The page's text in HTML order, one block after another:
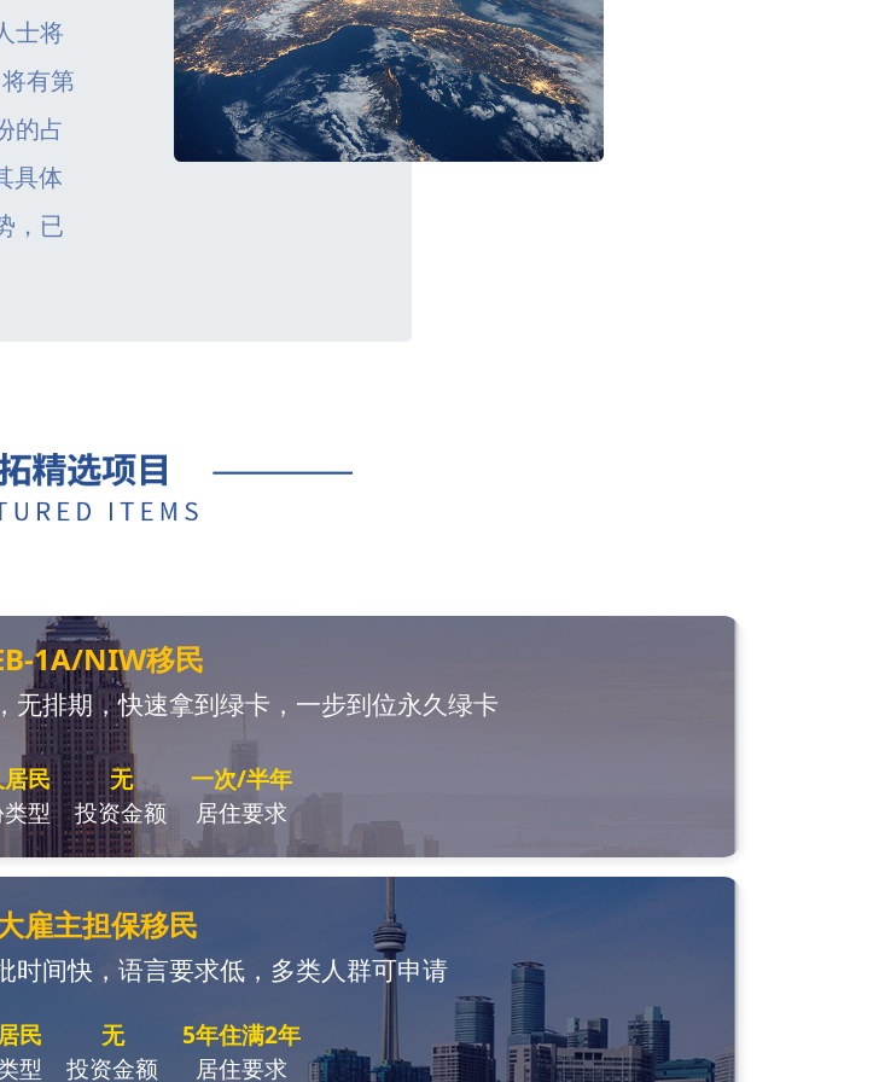
士将
有第
的占
具体
，已
1A/NIW移民
无排期，快速拿到绿卡，一步到位永久绿卡
民
型
无
投资金额
一次/半年
居住要求
雇主担保移民
时间快，语言要求低，多类人群可申请
民
型
无
投资金额
5年住满2年
居住要求